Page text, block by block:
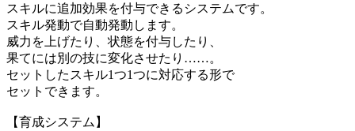
スキルに追加効果を付与できるシステムです。
スキル発動で自動発動します。
威力を上げたり、状態を付与したり、
果てには別の技に変化させたり……。
セットしたスキル1つ1つに対応する形で
セットできます。
【育成システム】